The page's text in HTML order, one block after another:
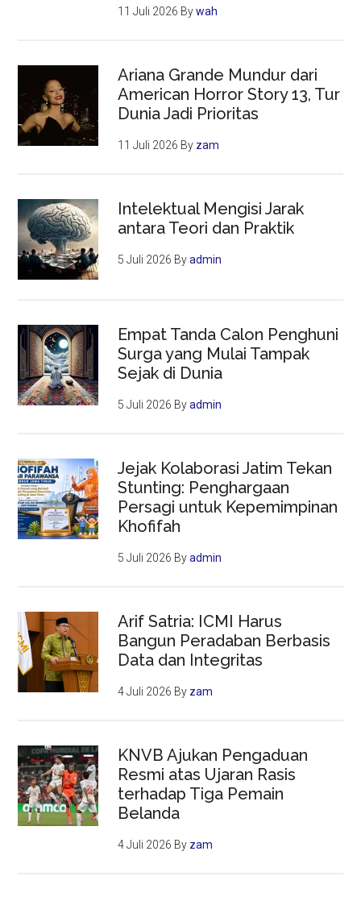
11 Juli 2026 Bywah
Ariana Grande Mundur dari
American Horror Story 13, Tur
Dunia Jadi Prioritas
11 Juli 2026 By zam
Intelektual Mengisi Jarak
antara Teori dan Praktik
5 Juli 2026 Byadmin
Empat Tanda Calon Penghuni
Surga yang Mulai Tampak
Sejak di Dunia
5 Juli 2026 Byadmin
Jejak Kolaborasi Jatim Tekan
Stunting: Penghargaan
Persagi untuk Kepemimpinan
Khofifah
5 Juli 2026 Byadmin
Arif Satria: ICMI Harus
Bangun Peradaban Berbasis
Data dan Integritas
4 Juli 2026 By zam
KNVB Ajukan Pengaduan
Resmi atas Ujaran Rasis
terhadap Tiga Pemain
Belanda
4 Juli 2026 By zam